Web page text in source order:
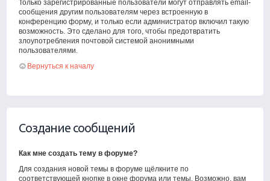
Только зарегистрированные пользователи могут отправлять email-
сообщения другим пользователям через встроенную в
конференцию форму, и только если администратор включил такую
возможность. Это сделано для того, чтобы предотвратить
злоупотребления почтовой системой анонимными
пользователями.
Вернуться к началу
Создание сообщений
Как мне создать тему в форуме?
Для создания новой темы в форуме щёлкните по
соответствующей кнопке в окне форума или темы. Возможно, вам